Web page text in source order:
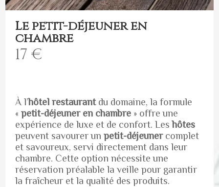
Le petit-déjeuner en
chambre
17 €
À l’hôtel restaurantdu domaine, la formule
«petit-déjeuner en chambre » offre une
expérience de luxe et de confort. Leshôtes
peuvent savourer unpetit-déjeunercomplet
et savoureux, servi directement dans leur
chambre. Cette option nécessite une
réservation préalable la veille pour garantir
la fraîcheur et la qualité des produits.